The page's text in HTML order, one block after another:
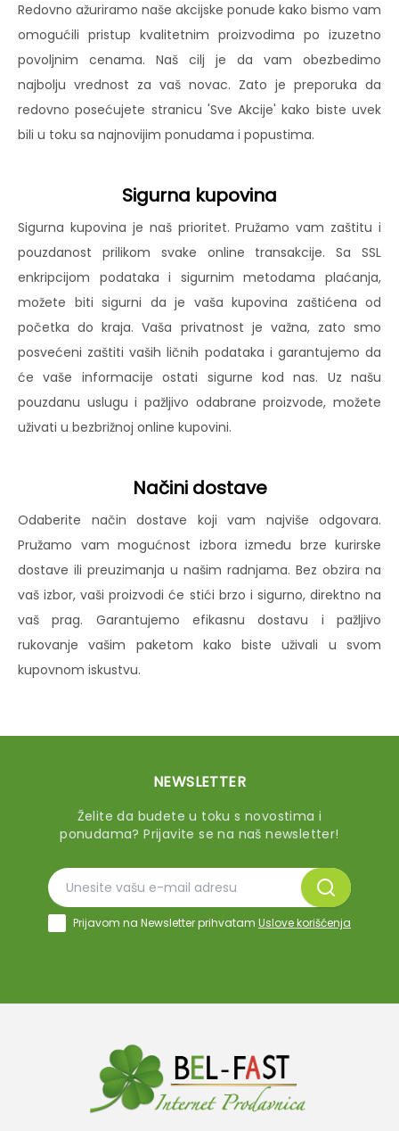
Redovno ažuriramo naše akcijske ponude kako bismo vam
omogućili pristup kvalitetnim proizvodima po izuzetno
povoljnim cenama. Naš cilj je da vam obezbedimo
najbolju vrednost za vaš novac. Zato je preporuka da
redovno posećujete stranicu 'Sve Akcije' kako biste uvek
bili u toku sa najnovijim ponudama i popustima.
Sigurna kupovina
Sigurna kupovina je naš prioritet. Pružamo vam zaštitu i
pouzdanost prilikom svake online transakcije. Sa SSL
enkripcijom podataka i sigurnim metodama plaćanja,
možete biti sigurni da je vaša kupovina zaštićena od
početka do kraja. Vaša privatnost je važna, zato smo
posvećeni zaštiti vaših ličnih podataka i garantujemo da
će vaše informacije ostati sigurne kod nas. Uz našu
pouzdanu uslugu i pažljivo odabrane proizvode, možete
uživati u bezbrižnoj online kupovini.
Načini dostave
Odaberite način dostave koji vam najviše odgovara.
Pružamo vam mogućnost izbora između brze kurirske
dostave ili preuzimanja u našim radnjama. Bez obzira na
vaš izbor, vaši proizvodi će stići brzo i sigurno, direktno na
vaš prag. Garantujemo efikasnu dostavu i pažljivo
rukovanje vašim paketom kako biste uživali u svom
kupovnom iskustvu.
NEWSLETTER
Želite da budete u toku s novostima i
ponudama? Prijavite se na naš newsletter!
Prijavom na Newsletter prihvatam Uslove korišćenja